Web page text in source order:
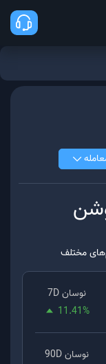
مختلف
نوسان 7D
11.41%
نوسان 90D